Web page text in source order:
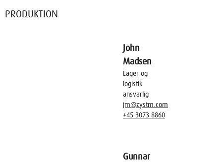
PRODUKTION
John
Madsen
Lager og
logistik
ansvarlig
jm@zystm.com
+45 3073 8860
Gunnar